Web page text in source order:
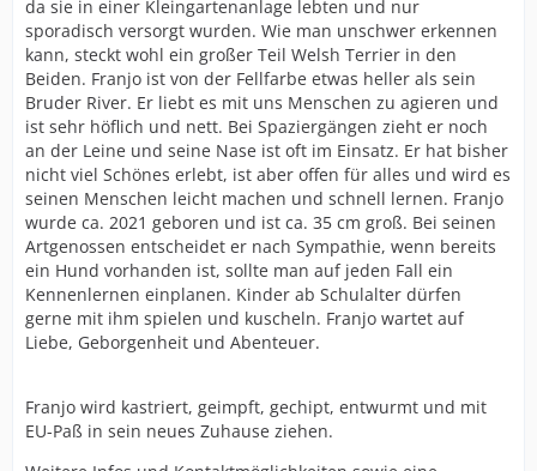
da sie in einer Kleingartenanlage lebten und nur
sporadisch versorgt wurden. Wie man unschwer erkennen
kann, steckt wohl ein großer Teil Welsh Terrier in den
Beiden. Franjo ist von der Fellfarbe etwas heller als sein
Bruder River. Er liebt es mit uns Menschen zu agieren und
ist sehr höflich und nett. Bei Spaziergängen zieht er noch
an der Leine und seine Nase ist oft im Einsatz. Er hat bisher
nicht viel Schönes erlebt, ist aber offen für alles und wird es
seinen Menschen leicht machen und schnell lernen. Franjo
wurde ca. 2021 geboren und ist ca. 35 cm groß. Bei seinen
Artgenossen entscheidet er nach Sympathie, wenn bereits
ein Hund vorhanden ist, sollte man auf jeden Fall ein
Kennenlernen einplanen. Kinder ab Schulalter dürfen
gerne mit ihm spielen und kuscheln. Franjo wartet auf
Liebe, Geborgenheit und Abenteuer.
Franjo wird kastriert, geimpft, gechipt, entwurmt und mit
EU-Paß in sein neues Zuhause ziehen.